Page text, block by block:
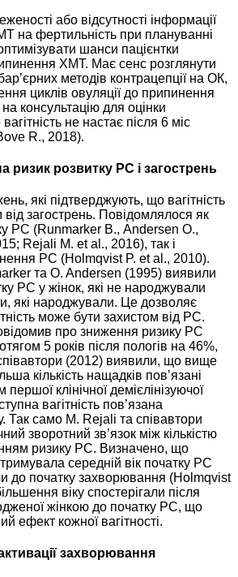
або відсутності інформації
на фертильність при плануванні
шанси пацієнтки
ХМТ. Має сенс розглянути
методів контрацепції на ОК,
циклів овуляції до припинення
консультацію для оцінки
не настає після 6 міс
R., 2018).
ризик розвитку РС і загострень
які підтверджують, що вагітність
загострень. Повідомлялося як
РС (Runmarker В., Andersen O.,
Rejali M. et al., 2016), так і
РС (Holmqvist P. et al., 2010).
та O. Andersen (1995) виявили
РС у жінок, які не народжували
які народжували. Це дозволяє
може бути захистом від РС.
про зниження ризику РС
5 років після пологів на 46%,
(2012) виявили, що вище
кількість нащадків пов’язані
клінічної демієлінізуючої
вагітність пов’язана
Так само M. Rejali та співавтори
зворотний зв’язок між кількістю
ризику РС. Визначено, що
середній вік початку РС
до початку захворювання (Holmqvist
віку спостерігали після
жінкою до початку РС, що
ефект кожної вагітності.
активації захворювання